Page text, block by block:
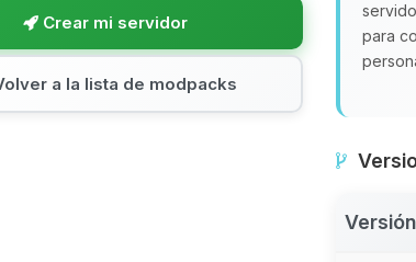
Crear mi servidor
a la lista de modpacks
para
Versión